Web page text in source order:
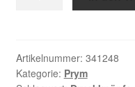
Annäh-
silberfarbig
341248
Artikelnummer: 341248
Kategorie: Prym